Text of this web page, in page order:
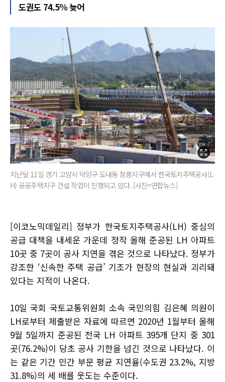
도권도 74.5% 늦어
지난달 11일 경기 고양시 덕양구 도내동 창릉지구에서 한국토지주택공사(L
H) 공공주택지구 건설 작업이 진행되고 있다. [사진=연합뉴스]
[이코노믹데일리] 정부가 한국토지주택공사(LH) 중심의
공급 대책을 내세운 가운데 정작 올해 준공된 LH 아파트
10곳 중 7곳이 공사 지연을 겪은 것으로 나타났다. 정부가
강조한 ‘신속한 주택 공급’ 기조가 현장의 현실과 괴리돼
있다는 지적이 나온다.
10일 국회 국토교통위원회 소속 국민의힘 김은혜 의원이
LH로부터 제출받은 자료에 따르면 2020년 1월부터 올해
9월 5일까지 준공된 전국 LH 아파트 395개 단지 중 301
곳(76.2%)이 당초 공사 기한을 넘긴 것으로 나타났다. 이
는 같은 기간 민간 부문 평균 지연율(수도권 23.2%, 지방
31.8%)의 세 배를 웃도는 수준이다.